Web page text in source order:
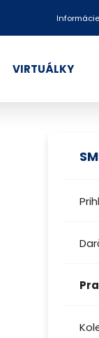
Informácie
VIRTUÁLKY